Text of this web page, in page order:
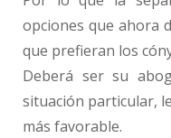
opciones que ahora
que prefieran los
Deberá ser su
situación particular,
más favorable.